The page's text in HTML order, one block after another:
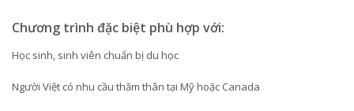
Chương trình đặc biệt phù hợp với:
Học sinh, sinh viên chuẩn bị du học
Người Việt có nhu cầu thăm thân tại Mỹ hoặc Canada